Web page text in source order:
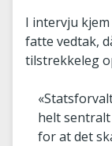
I intervju
fatte vedtak,
tilstrekkeleg
helt
for at det